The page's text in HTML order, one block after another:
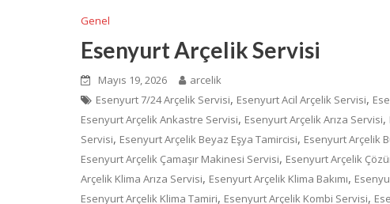
Genel
Esenyurt Arçelik Servisi
Mayıs 19, 2026
arcelik
Esenyurt 7/24 Arçelik Servisi, Esenyurt Acil Arçelik Servisi,
Esenyurt Arçelik Ankastre Servisi, Esenyurt Arçelik Arıza Servisi,
Servisi, Esenyurt Arçelik Beyaz Eşya Tamircisi, Esenyurt Arçelik
Esenyurt Arçelik Çamaşır Makinesi Servisi, Esenyurt Arçelik
Arçelik Klima Arıza Servisi, Esenyurt Arçelik Klima Bakımı,
Esenyurt Arçelik Klima Tamiri, Esenyurt Arçelik Kombi Servisi,